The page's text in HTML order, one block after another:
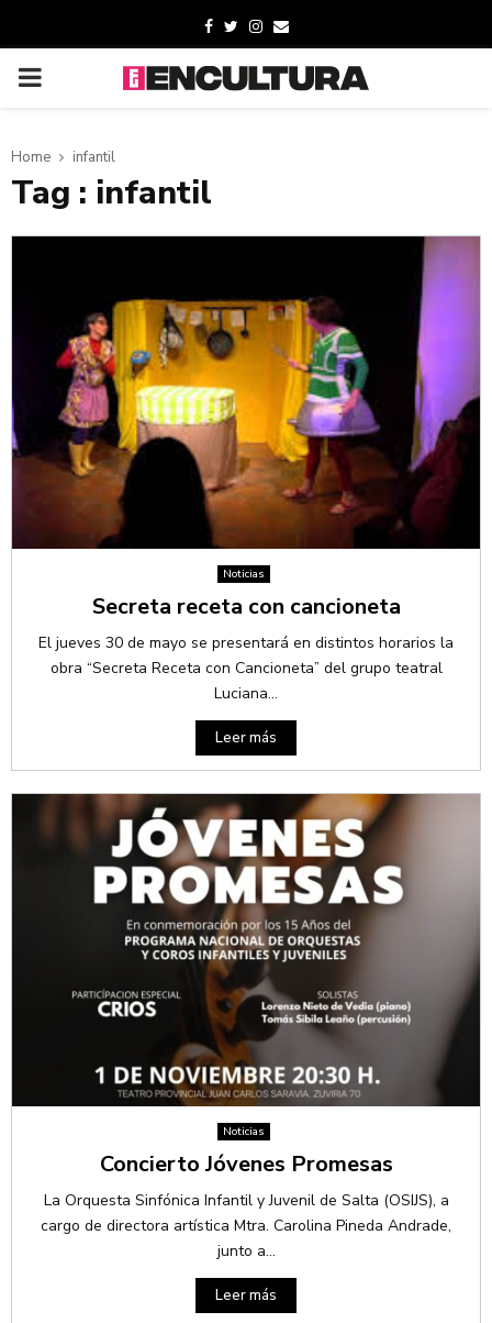
Home infantil
Tag : infantil
Noticias
Secreta receta con cancioneta
El jueves 30 de mayo se presentará en distintos horarios la
obra “Secreta Receta con Cancioneta” del grupo teatral
Luciana...
Leer más
Noticias
Concierto Jóvenes Promesas
La Orquesta Sinfónica Infantil y Juvenil de Salta (OSIJS), a
cargo de directora artística Mtra. Carolina Pineda Andrade,
junto a...
Leer más